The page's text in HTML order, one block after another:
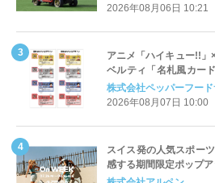
2026年08月06日 10:21
アニメ「ハイキュー!!」
ベルティ「名札風カー
対応についてのご案内
株式会社ペッパーフー
2026年08月07日 10:00
スイス発の人気スポー
感する期間限定ポップ